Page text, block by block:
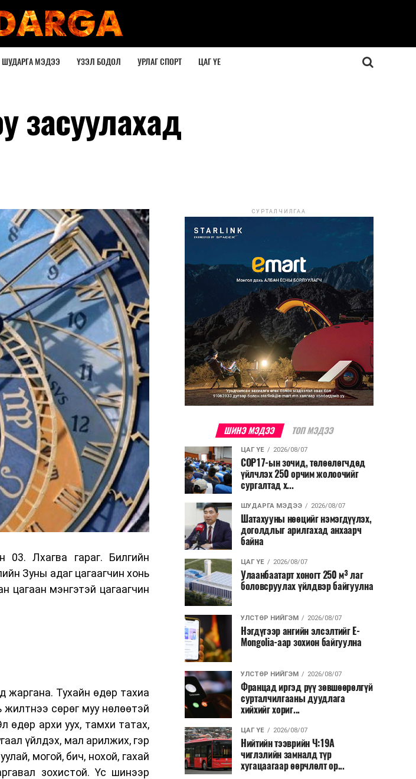
ШУДАРГА МЭДЭЭ ҮЗЭЛ БОДОЛ УРЛАГ СПОРТ ЦАГ ҮЕ
засуулахад
Лхагва гараг. Билгийн
Зуны адаг цагаагчин хонь
цагаан мэнгэтэй цагаагчин
жаргана. Тухайн өдөр тахиа
сөрөг муу нөлөөтэй
өдөр архи уух, тамхи татах,
үйлдэх, мал арилжих, гэр
могой, бич, нохой, гахай
зохистой. Үс шинээр
СУРТАЛЧИЛГАА
ШИНЭ МЭДЭЭ ТОП МЭДЭЭ
ЦАГ ҮЕ 2026/08/07
COP17-ын зочид, төлөөлөгчдөд
үйлчлэх 250 орчим жолоочийг
сургалтад х...
ШУДАРГА МЭДЭЭ 2026/08/07
Шатахууны нөөцийг нэмэгдүүлэх,
доголдлыг арилгахад анхаарч
байна
ЦАГ ҮЕ 2026/08/07
Улаанбаатарт хоногт 250 м³ лаг
боловсруулах үйлдвэр байгуулна
УЛСТӨР НИЙГЭМ 2026/08/07
Нэгдүгээр ангийн элсэлтийг E-
Mongolia-аар зохион байгуулна
УЛСТӨР НИЙГЭМ 2026/08/07
Францад иргэд рүү зөвшөөрөлгүй
сурталчилгааны дуудлага
хийхийг хориг...
ЦАГ ҮЕ 2026/08/07
Нийтийн тээврийн Ч:19А
чиглэлийн замналд түр
хугацаагаар өөрчлөлт ор...